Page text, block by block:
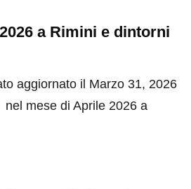
a Rimini e dintorni
aggiornato il Marzo 31, 2026
mese di Aprile 2026 a